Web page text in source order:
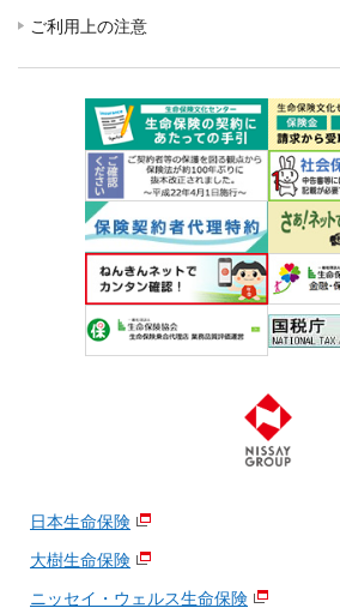
ご利用上の注意
日本生命保険
大樹生命保険
ニッセイ・ウェルス生命保険